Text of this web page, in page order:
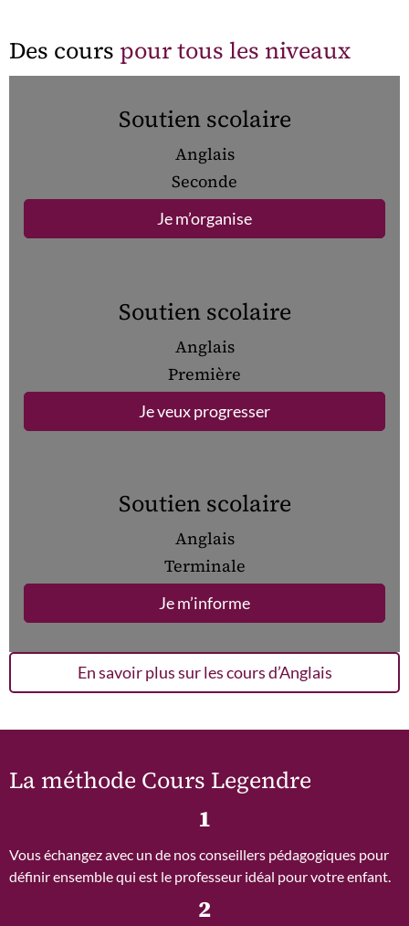
Des cours pour tous les niveaux
Soutien scolaire
Anglais
Seconde
Je m’organise
Soutien scolaire
Anglais
Première
Je veux progresser
Soutien scolaire
Anglais
Terminale
Je m’informe
En savoir plus sur les cours d’Anglais
La méthode Cours Legendre
1
Vous échangez avec un de nos conseillers pédagogiques pour
définir ensemble qui est le professeur idéal pour votre enfant.
2